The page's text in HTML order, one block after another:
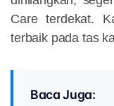
Care terdekat.
terbaik pada tas
Baca Juga: